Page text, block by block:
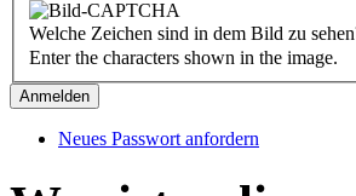
Welche Zeichen sind in dem Bild zu
Enter the characters shown in the image.
Neues Passwort anfordern